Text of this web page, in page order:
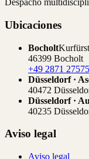
Despacho
Ubicaciones
Bocholt
46399 Bocholt
+49 2871
Düsseldorf ·
40472
Düsseldorf ·
40235
Aviso legal
Aviso legal